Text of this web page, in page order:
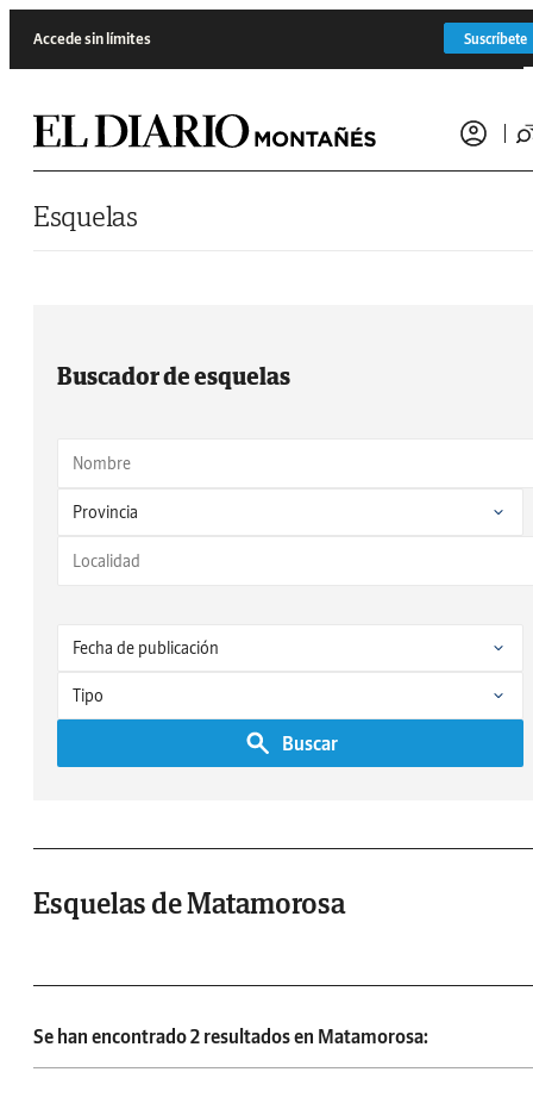
Accede sin límites Suscríbete
Esquelas
Buscador de esquelas
Buscar
Esquelas de Matamorosa
Se han encontrado 2 resultados en Matamorosa: